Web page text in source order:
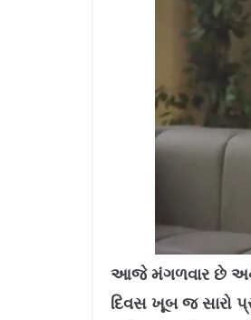
આજે મંગળવાર છે અને
દિવસ ખૂબ જ સારો